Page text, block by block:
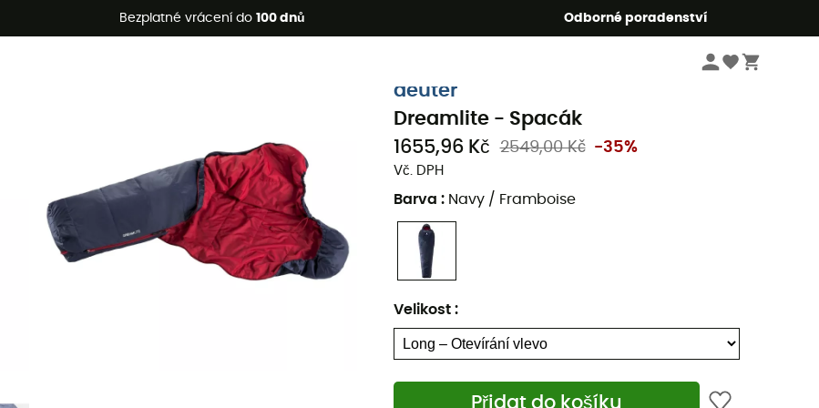
Bezplatné vrácení do 100 dnů Odborné poradenství
Letní akce 🔥 -5 % EXTRA při nákupu 2 produktů* s kódem Summer5
Spacáky
deuter
Dreamlite - Spacák
1655,96 Kč
2549,00 Kč -35%
Vč. DPH
Barva : Navy / Framboise
Velikost :
Přidat do košíku